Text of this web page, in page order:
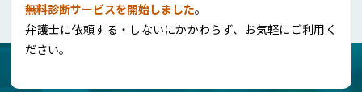
無料診断サービスを開始しました。
弁護士に依頼する・しないにかかわらず、お気軽にご利用く
ださい。